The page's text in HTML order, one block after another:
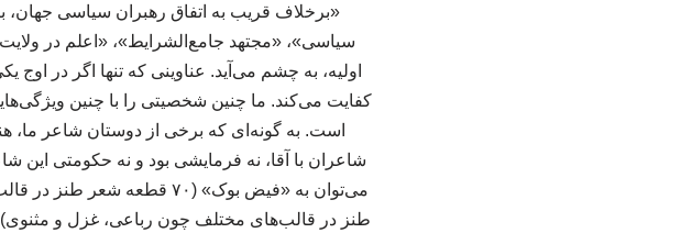
«برخلاف قریب به اتفاق رهبران سیاسی جهان،
سیاسی»، «مجتهد جامع‌الشرایط»، «اعلم در
اولیه، به چشم می‌آید. عناوینی که تنها اگر در
کفایت می‌کند. ما چنین شخصیتی را با چنین
است. به گونه‌ای که برخی از دوستان شاعر ما،
شاعران با آقا، نه فرمایشی بود و نه حکومتی این
طنز در قالب‌های مختلف چون رباعی، غزل و مثنوی)،